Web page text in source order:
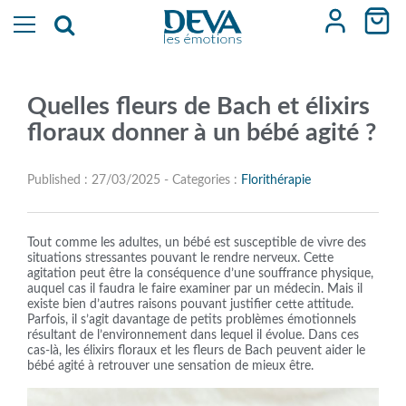
Quelles fleurs de Bach et élixirs
floraux donner à un bébé agité ?
Published : 27/03/2025 - Categories : Florithérapie
Tout comme les adultes, un bébé est susceptible de vivre des
situations stressantes pouvant le rendre nerveux. Cette
agitation peut être la conséquence d’une souffrance physique,
auquel cas il faudra le faire examiner par un médecin. Mais il
existe bien d’autres raisons pouvant justifier cette attitude.
Parfois, il s’agit davantage de petits problèmes émotionnels
résultant de l’environnement dans lequel il évolue. Dans ces
cas-là, les élixirs floraux et les fleurs de Bach peuvent aider le
bébé agité à retrouver une sensation de mieux être.